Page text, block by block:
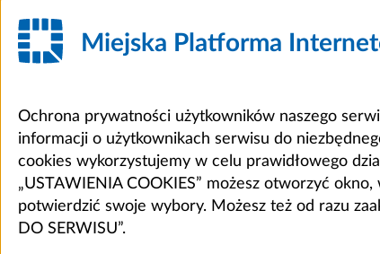
Miejska Platforma
Ochrona prywatności użytkowników naszego
informacji o użytkownikach serwisu do
cookies wykorzystujemy w celu prawidłowego
„USTAWIENIA COOKIES” możesz otworzyć
potwierdzić swoje wybory. Możesz też od razu
DO SERWISU”.